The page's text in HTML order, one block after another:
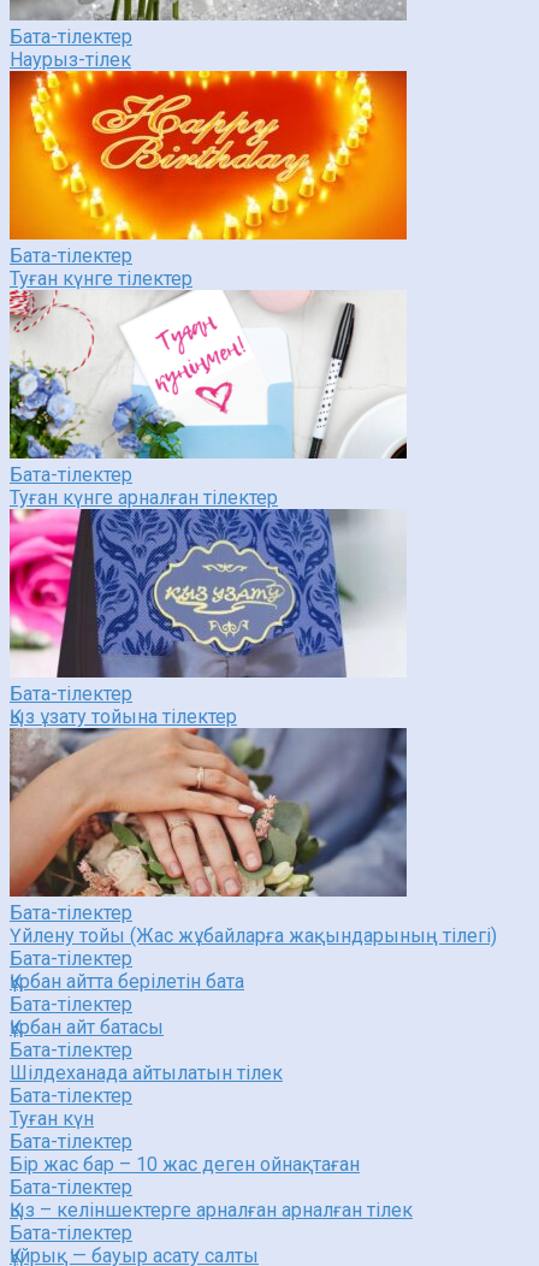
Бата-тілектер
Наурыз-тілек
Бата-тілектер
Туған күнге тілектер
Бата-тілектер
Туған күнге арналған тілектер
Бата-тілектер
Қыз ұзату тойына тілектер
Бата-тілектер
Үйлену тойы (Жас жұбайларға жақындарының тілегі)
Бата-тілектер
Құрбан айтта берілетін бата
Бата-тілектер
Құрбан айт батасы
Бата-тілектер
Шілдеханада айтылатын тілек
Бата-тілектер
Туған күн
Бата-тілектер
Бір жас бар – 10 жас деген ойнақтаған
Бата-тілектер
Қыз – келіншектерге арналған арналған тілек
Бата-тілектер
Құйрық — бауыр асату салты